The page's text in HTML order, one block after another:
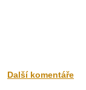
Další komentáře